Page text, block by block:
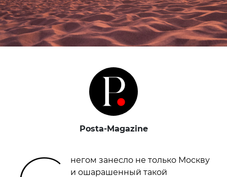
Posta-Magazine
негом занесло не только Москву
и ошарашенный такой